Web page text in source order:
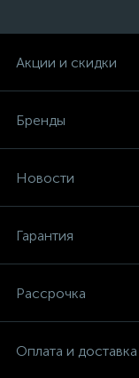
Акции и скидки
Бренды
Новости
Гарантия
Рассрочка
Оплата и доставка